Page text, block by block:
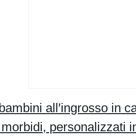
all′ingrosso in
personalizzati